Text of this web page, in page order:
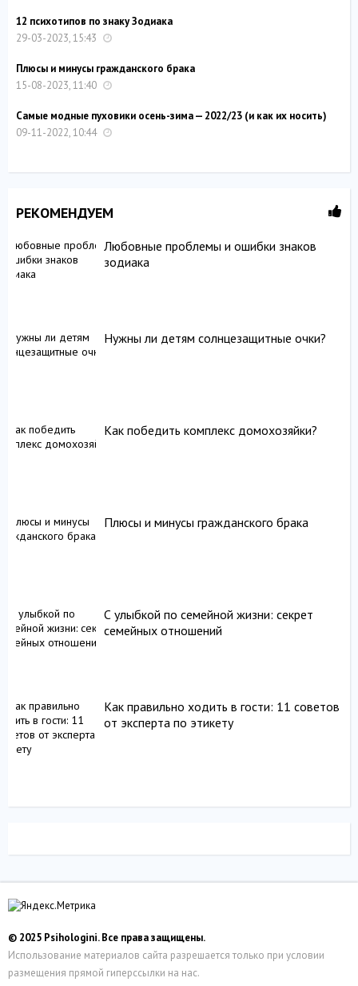
12 психотипов по знаку Зодиака
29-03-2023, 15:43
Плюсы и минусы гражданского брака
15-08-2023, 11:40
Самые модные пуховики осень-зима — 2022/23 (и как их носить)
09-11-2022, 10:44
РЕКОМЕНДУЕМ
Любовные проблемы и ошибки знаков
зодиака
Нужны ли детям солнцезащитные очки?
Как победить комплекс домохозяйки?
Плюсы и минусы гражданского брака
С улыбкой по семейной жизни: секрет
семейных отношений
Как правильно ходить в гости: 11 советов
от эксперта по этикету
© 2025 Psihologini. Все права защищены.
Использование материалов сайта разрешается только при условии
размещения прямой гиперссылки на нас.